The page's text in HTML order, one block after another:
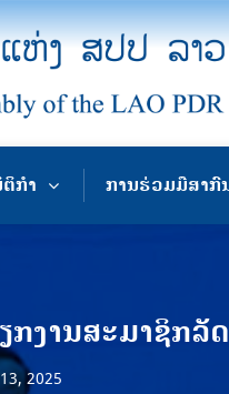
ກຳ ການຮ່ວມມືສາກົ
ງານສະມາຊິກລັ
2025